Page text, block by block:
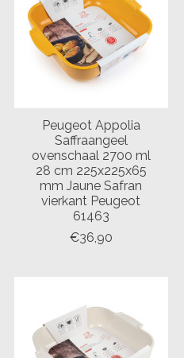
Peugeot Appolia
Saffraangeel
ovenschaal 2700 ml
28 cm 225x225x65
mm Jaune Safran
vierkant Peugeot
61463
€36,90